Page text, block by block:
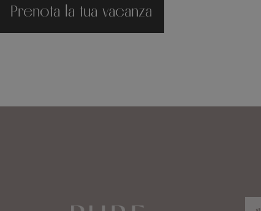
Prenota la tua vacanza